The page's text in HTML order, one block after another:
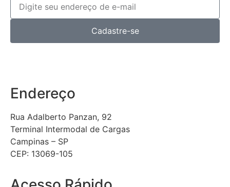
Cadastre-se
Endereço
Rua Adalberto Panzan, 92
Terminal Intermodal de Cargas
Campinas – SP
CEP: 13069-105